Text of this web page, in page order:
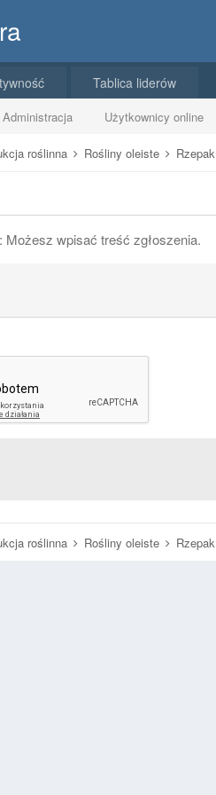
Administracja Użytkownicy online
Tablica liderów
roślinna Rośliny oleiste Rzepak
Możesz wpisać treść zgłoszenia.
roślinna Rośliny oleiste Rzepak